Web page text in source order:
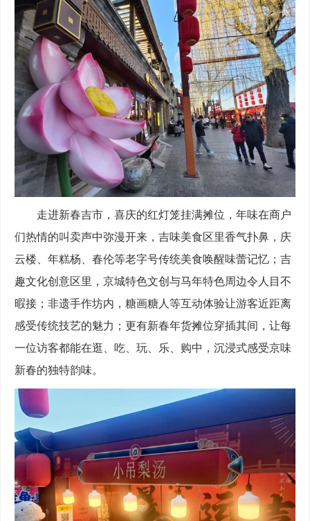
走进新春吉市，喜庆的红灯笼挂满摊位，年味在商户
们热情的叫卖声中弥漫开来，吉味美食区里香气扑鼻，庆
云楼、年糕杨、春伦等老字号传统美食唤醒味蕾记忆；吉
趣文化创意区里，京城特色文创与马年特色周边令人目不
暇接；非遗手作坊内，糖画糖人等互动体验让游客近距离
感受传统技艺的魅力；更有新春年货摊位穿插其间，让每
一位访客都能在逛、吃、玩、乐、购中，沉浸式感受京味
新春的独特韵味。